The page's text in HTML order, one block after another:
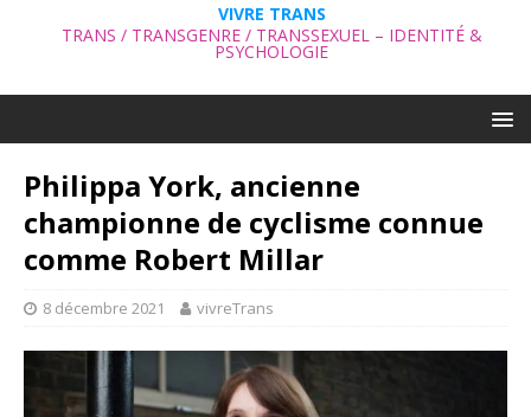
VIVRE TRANS
TRANS / TRANSGENRE / TRANSSEXUEL – IDENTITÉ &
PSYCHOLOGIE
Philippa York, ancienne
championne de cyclisme connue
comme Robert Millar
8 décembre 2021 vivreTrans